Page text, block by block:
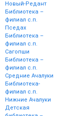
Новый-Редант
Библиотека –
филиал с.п.
Пседах
Библиотека –
филиал с.п.
Сагопши
Библиотека –
филиал с.п.
Средние Ачалуки
Библиотека-
филиал с.п.
Нижние Ачалуки
Детская